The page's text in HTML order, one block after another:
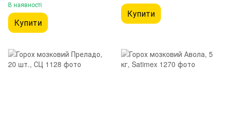
В наявності
Купити
Купити